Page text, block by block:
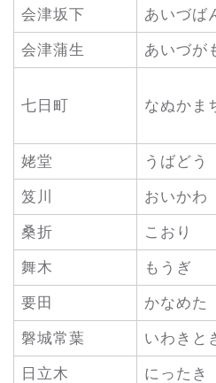
会津坂下 あいづば
会津蒲生 あいづが
七日町 なぬかま
姥堂 うばどう
笈川 おいかわ
桑折 こおり
舞木 もうぎ
要田 かなめた
磐城常葉 いわきと
日立木 にったき